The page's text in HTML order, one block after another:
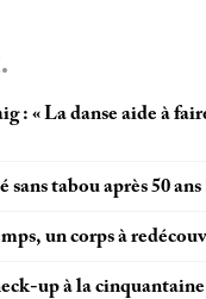
: « La danse aide à
sans tabou après 50 ans
un corps à
up à la cinquantaine